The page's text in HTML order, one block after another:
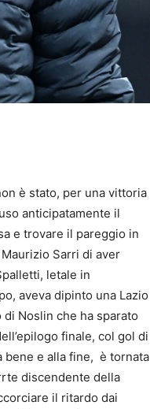
è stato, per una vittoria
anticipatamente il
e trovare il pareggio in
Sarri di aver
letale in
aveva dipinto una Lazio
Noslin che ha sparato
finale, col gol di
bene e alla fine, è tornata
discendente della
il ritardo dai